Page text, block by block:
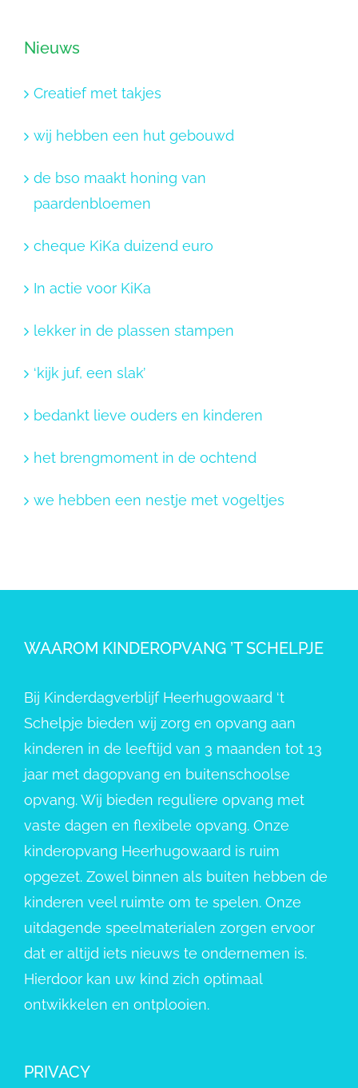
Nieuws
Creatief met takjes
wij hebben een hut gebouwd
de bso maakt honing van
paardenbloemen
cheque KiKa duizend euro
In actie voor KiKa
lekker in de plassen stampen
‘kijk juf, een slak’
bedankt lieve ouders en kinderen
het brengmoment in de ochtend
we hebben een nestje met vogeltjes
WAAROM KINDEROPVANG ’T SCHELPJE
Bij Kinderdagverblijf Heerhugowaard ‘t
Schelpje bieden wij zorg en opvang aan
kinderen in de leeftijd van 3 maanden tot 13
jaar met dagopvang en buitenschoolse
opvang. Wij bieden reguliere opvang met
vaste dagen en flexibele opvang. Onze
kinderopvang Heerhugowaard is ruim
opgezet. Zowel binnen als buiten hebben de
kinderen veel ruimte om te spelen. Onze
uitdagende speelmaterialen zorgen ervoor
dat er altijd iets nieuws te ondernemen is.
Hierdoor kan uw kind zich optimaal
ontwikkelen en ontplooien.
PRIVACY